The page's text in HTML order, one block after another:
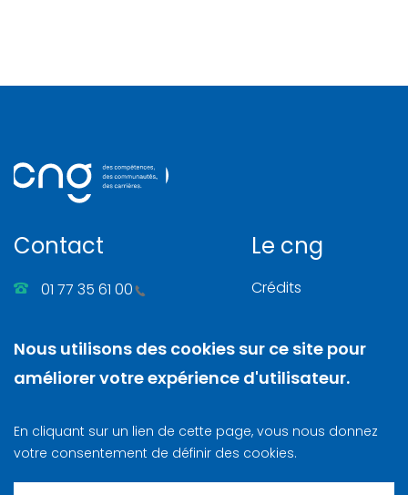
Contact
01 77 35 61 00
86, rue Henri Farman
92130 Issy-les-Moulineaux
N. SIRET: 130 003 742 00025
Le cng
Crédits
Mentions légales
Nous contacter
Lettre d‘information
Nous utilisons des cookies sur ce site pour
améliorer votre expérience d'utilisateur.
En cliquant sur un lien de cette page, vous nous donnez
votre consentement de définir des cookies.